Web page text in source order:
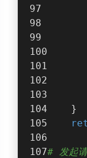
    }
# 发起